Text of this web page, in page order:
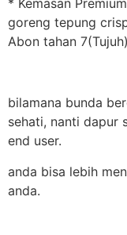
* Kemasan
goreng tepung
Abon tahan
bilamana bunda
sehati, nanti dapur
end user.
anda bisa lebih
anda.